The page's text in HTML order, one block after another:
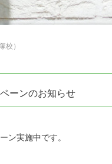
校）
ーンのお知らせ
ン実施中です。